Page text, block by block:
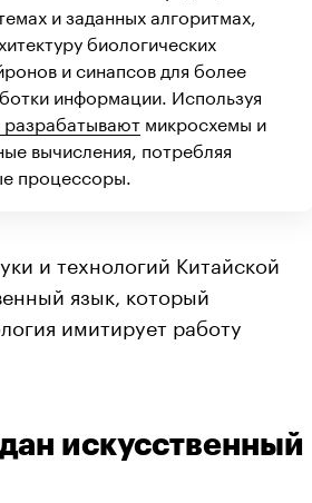
и заданных алгоритмах,
биологических
и синапсов для более
информации. Используя
разрабатываютмикросхемы и
вычисления, потребляя
процессоры.
и технологий Китайской
язык, который
имитирует работу
искусственный